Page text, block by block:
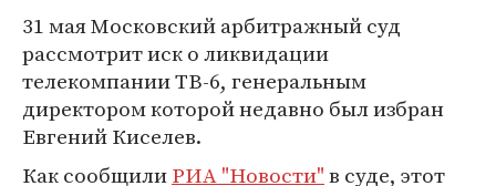
31 мая Московский арбитражный суд
рассмотрит иск о ликвидации
телекомпании ТВ-6, генеральным
директором которой недавно был избран
Евгений Киселев.
Как сообщилиРИА "Новости"в суде, этот